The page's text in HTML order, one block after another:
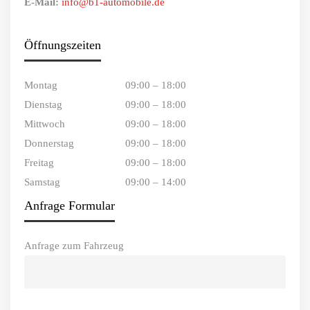
Öffnungszeiten
Montag
09:00 – 18:00
Dienstag
09:00 – 18:00
Mittwoch
09:00 – 18:00
Donnerstag
09:00 – 18:00
Freitag
09:00 – 18:00
Samstag
09:00 – 14:00
Anfrage Formular
Anfrage zum Fahrzeug